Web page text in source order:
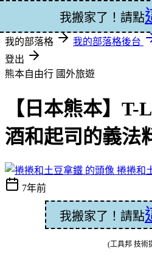
登入
我的部落格 我的部落格後台
登出
熊本自由行 國外旅遊
【日本熊本】
酒和起司的義法
捲捲和
7年前
我搬家了！請點
(工具邦 技術
我搬家了！請點